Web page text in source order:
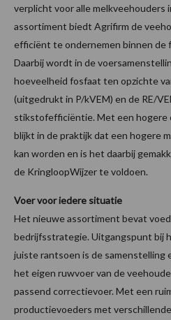
verplicht voor alle melkveehouders
assortiment biedt Agrifirm de
efficiënt te ondernemen binnen de
Daarbij wordt in de
hoeveelheid fosfaat ten opzichte
(uitgedrukt in P/kVEM) en de RE/
stikstofefficiëntie. Met een hogere
blijkt in de praktijk dat een hogere
kan worden en is het daarbij
de KringloopWijzer te voldoen.
Voer voor iedere situatie
Het nieuwe assortiment bevat
bedrijfsstrategie. Uitgangspunt bij
juiste rantsoen is de samenstelling
het eigen ruwvoer van de
passend correctievoer. Met een
productievoeders met